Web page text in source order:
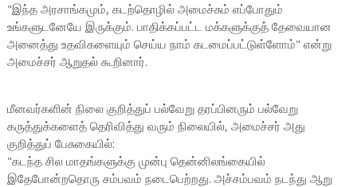
"இந்த அரசாங்கமும், கடற்தொழில் அமைச்சும் எப்போதும்
உங்களுடனேயே இருக்கும். பாதிக்கப்பட்ட மக்களுக்குத் தேவையான
அனைத்து உதவிகளையும் செய்ய நாம் கடமைப்பட்டுள்ளோம்" என்று
அமைச்சர் ஆறுதல் கூறினார்.
மீனவர்களின் நிலை குறித்துப் பல்வேறு தரப்பினரும் பல்வேறு
கருத்துக்களைத் தெரிவித்து வரும் நிலையில், அமைச்சர் அது
குறித்துப் பேசுகையில்:
"கடந்த சில மாதங்களுக்கு முன்பு தென்னிலங்கையில்
இதேபோன்றதொரு சம்பவம் நடைபெற்றது. அச்சம்பவம் நடந்து ஆறு